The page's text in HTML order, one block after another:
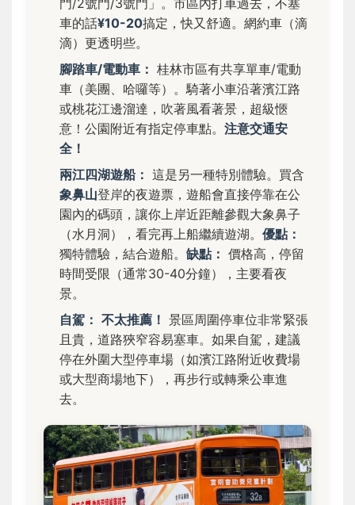
車的話¥10-20搞定，快又舒適。網約車（滴
滴）更透明些。
腳踏車/電動車： 桂林市區有共享單車/電動
車（美團、哈囉等）。騎著小車沿著濱江路
或桃花江邊溜達，吹著風看著景，超級愜
意！公園附近有指定停車點。 注意交通安
全！
兩江四湖遊船： 這是另一種特別體驗。買含
象鼻山登岸的夜遊票，遊船會直接停靠在公
園內的碼頭，讓你上岸近距離參觀大象鼻子
（水月洞），看完再上船繼續遊湖。 優點：
獨特體驗，結合遊船。 缺點： 價格高，停留
時間受限（通常30-40分鐘），主要看夜
景。
自駕： 不太推薦！ 景區周圍停車位非常緊張
且貴，道路狹窄容易塞車。如果自駕，建議
停在外圍大型停車場（如濱江路附近收費場
或大型商場地下），再步行或轉乘公車進
去。